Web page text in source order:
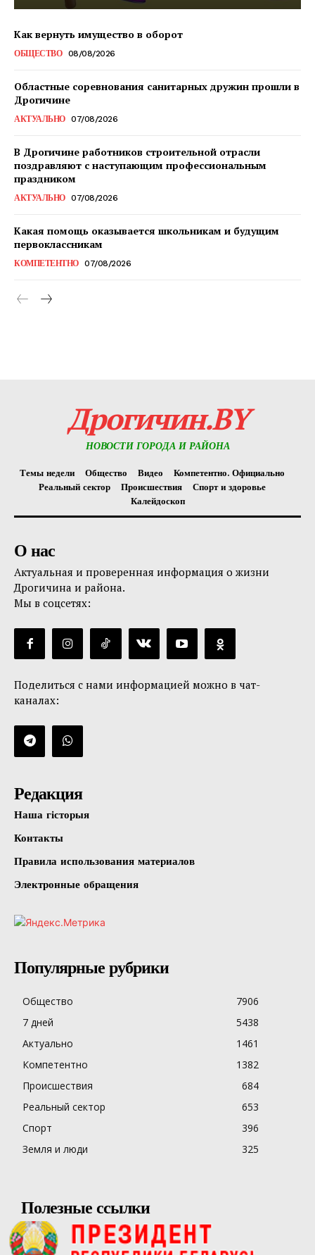
Как вернуть имущество в оборот
ОБЩЕСТВО 08/08/2026
Областные соревнования санитарных дружин прошли в
Дрогичине
АКТУАЛЬНО 07/08/2026
В Дрогичине работников строительной отрасли
поздравляют с наступающим профессиональным
праздником
АКТУАЛЬНО 07/08/2026
Какая помощь оказывается школьникам и будущим
первоклассникам
КОМПЕТЕНТНО 07/08/2026
Дрогичин.BY
НОВОСТИ ГОРОДА И РАЙОНА
Темы недели Общество Видео
Компетентно. Официально
Реальный сектор
Происшествия
Спорт и здоровье
Калейдоскоп
О нас
Актуальная и проверенная информация о жизни
Дрогичина и района.
Мы в соцсетях:
Поделиться с нами информацией можно в чат-
каналах:
Редакция
Наша гісторыя
Контакты
Правила использования материалов
Электронные обращения
Популярные рубрики
Общество
7906
7 дней
5438
Актуально
1461
Компетентно
1382
Происшествия
684
Реальный сектор
653
Спорт
396
Земля и люди
325
Полезные ссылки